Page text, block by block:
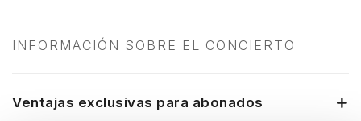
INFORMACIÓN SOBRE EL CONCIERTO
Ventajas exclusivas para abonados